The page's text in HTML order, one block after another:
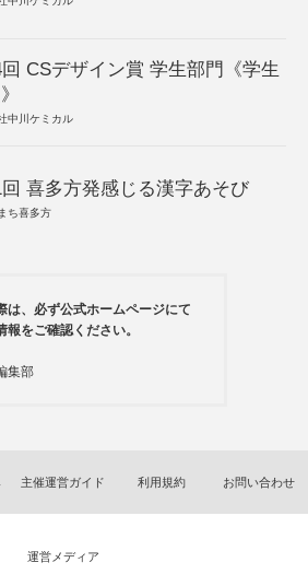
CSデザイン賞 学生部門《学生
中川ケミカル
喜多方発感じる漢字あそび
ち喜多方
は、必ず公式ホームページにて
報をご確認ください。
集部
主催運営ガイド 利用規約 お問い合わせ
運営メディア